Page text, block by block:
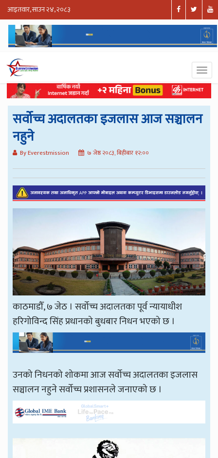
आइतवार, साउन २४, २०८३
सर्वोच्च अदालतका इजलास आज सञ्चालन
नहुने
By Everestmission ७ जेष्ठ २०८३, बिहीबार १२:००
काठमाडौँ, ७ जेठ । सर्वोच्च अदालतका पूर्व न्यायाधीश
हरिगोविन्द सिंह प्रधानको बुधबार निधन भएको छ ।
उनको निधनको शोकमा आज सर्वोच्च अदालतका इजलास
सञ्चालन नहुने सर्वोच्च प्रशासनले जनाएको छ ।